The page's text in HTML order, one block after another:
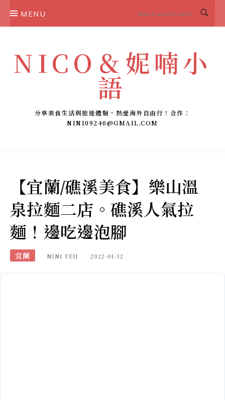
MENU
NICO＆妮喃小
語
分享美食生活與旅遊體驗，熱愛海外自由行！合作：
NINI09240@GMAIL.COM
【宜蘭/礁溪美食】樂山溫
泉拉麵二店。礁溪人氣拉
麵！邊吃邊泡腳
宜蘭 NINI YEH 2022-01-12